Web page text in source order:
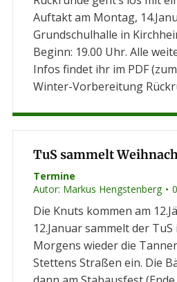
Auftakt am Montag,
Grundschulhalle in
Beginn: 19.00 Uhr. Alle
Infos findet ihr im PDF
Winter-Vorbereitung
TuS sammelt
Termine
Autor: Markus Hengstenberg
Die Knuts kommen am
12.Januar sammelt der
Morgens wieder die
Stettens Straßen ein. Die